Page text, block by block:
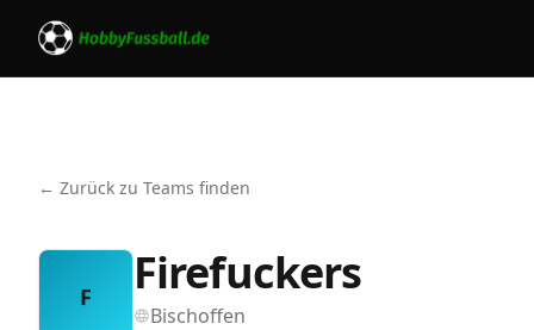
← Zurück zu Teams finden
F Firefuckers
Bischoffen